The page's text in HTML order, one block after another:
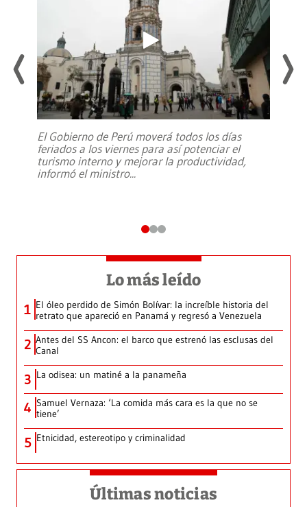
El Gobierno de Perú moverá todos los días
feriados a los viernes para así potenciar el
turismo interno y mejorar la productividad,
informó el ministro...
Lo más leído
1 El óleo perdido de Simón Bolívar: la increíble historia del
retrato que apareció en Panamá y regresó a Venezuela
2 Antes del SS Ancon: el barco que estrenó las esclusas del
Canal
3 La odisea: un matiné a la panameña
4 Samuel Vernaza: ‘La comida más cara es la que no se
tiene’
5 Etnicidad, estereotipo y criminalidad
Últimas noticias